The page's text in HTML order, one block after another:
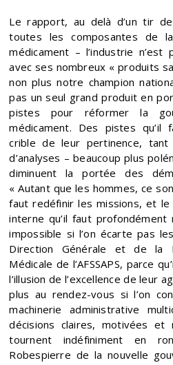
Le rapport, au delà d’un tir
toutes les composantes de
médicament – l’industrie n’est
avec ses nombreux « produits
non plus notre champion
pas un seul grand produit en
pistes pour réformer la
médicament. Des pistes qu’il
crible de leur pertinence,
d’analyses – beaucoup plus
diminuent la portée des
« Autant que les hommes, ce
faut redéfinir les missions, et
interne qu’il faut profondément
impossible si l’on écarte pas
Direction Générale et de la
Médicale de l’AFSSAPS, parce
l’illusion de l’excellence de leur
plus au rendez-vous si l’on
machinerie administrative
décisions claires, motivées et
tournent indéfiniment en
Robespierre de la nouvelle